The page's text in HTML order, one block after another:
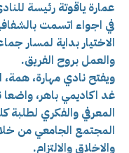
عمارة ياقوتة رئيسة
في اجواء اتسمت
الاختيار بداية لمسار
والعمل بروح الفريق.
ويفتح نادي مهارة،
غد اكاديمي باهر،
المعرفي والفكري لطلبة
المجتمع الجامعي من
والاخلاق والالتزام.